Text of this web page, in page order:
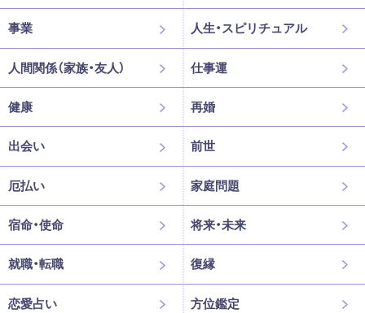
事業 人生・スピリチュアル
人間関係（家族・友人） 仕事運
健康 再婚
出会い 前世
厄払い 家庭問題
宿命・使命 将来・未来
就職・転職 復縁
恋愛占い 方位鑑定